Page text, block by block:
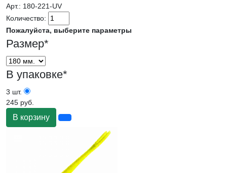
Арт.: 180-221-UV
Количество:
Пожалуйста, выберите параметры
Размер*
В упаковке*
3 шт.
245 руб.
В корзину